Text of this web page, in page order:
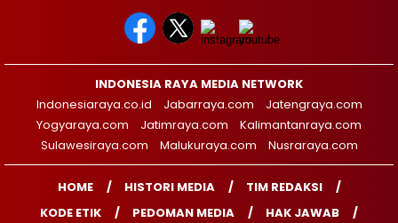
INDONESIA RAYA MEDIA NETWORK
Indonesiaraya.co.id
Jabarraya.com
Jatengraya.com
Yogyaraya.com
Jatimraya.com
Kalimantanraya.com
Sulawesiraya.com
Malukuraya.com Nusraraya.com
HOME HISTORI MEDIA
TIM REDAKSI
KODE ETIK
PEDOMAN MEDIA
HAK JAWAB